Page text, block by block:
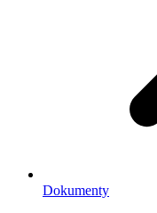
Dokumenty